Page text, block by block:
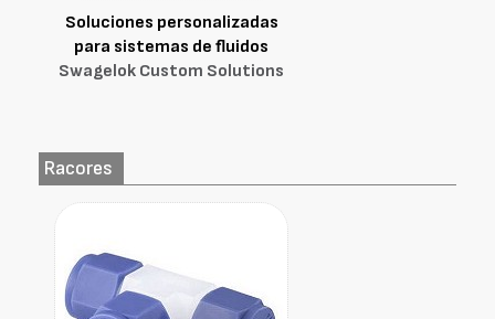
Soluciones personalizadas
para sistemas de fluidos
Swagelok Custom Solutions
Racores